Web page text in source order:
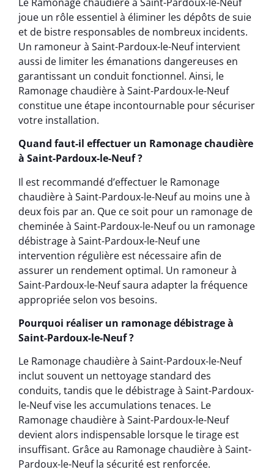
joue un rôle essentiel à éliminer les dépôts de suie
et de bistre responsables de nombreux incidents.
Un ramoneur à Saint-Pardoux-le-Neuf intervient
aussi de limiter les émanations dangereuses en
garantissant un conduit fonctionnel. Ainsi, le
Ramonage chaudière à Saint-Pardoux-le-Neuf
constitue une étape incontournable pour sécuriser
votre installation.
Quand faut-il effectuer un Ramonage chaudière
à Saint-Pardoux-le-Neuf ?
Il est recommandé d’effectuer le Ramonage
chaudière à Saint-Pardoux-le-Neuf au moins une à
deux fois par an. Que ce soit pour un ramonage de
cheminée à Saint-Pardoux-le-Neuf ou un ramonage
débistrage à Saint-Pardoux-le-Neuf une
intervention régulière est nécessaire afin de
assurer un rendement optimal. Un ramoneur à
Saint-Pardoux-le-Neuf saura adapter la fréquence
appropriée selon vos besoins.
Pourquoi réaliser un ramonage débistrage à
Saint-Pardoux-le-Neuf ?
Le Ramonage chaudière à Saint-Pardoux-le-Neuf
inclut souvent un nettoyage standard des
conduits, tandis que le débistrage à Saint-Pardoux-
le-Neuf vise les accumulations tenaces. Le
Ramonage chaudière à Saint-Pardoux-le-Neuf
devient alors indispensable lorsque le tirage est
insuffisant. Grâce au Ramonage chaudière à Saint-
Pardoux-le-Neuf la sécurité est renforcée.